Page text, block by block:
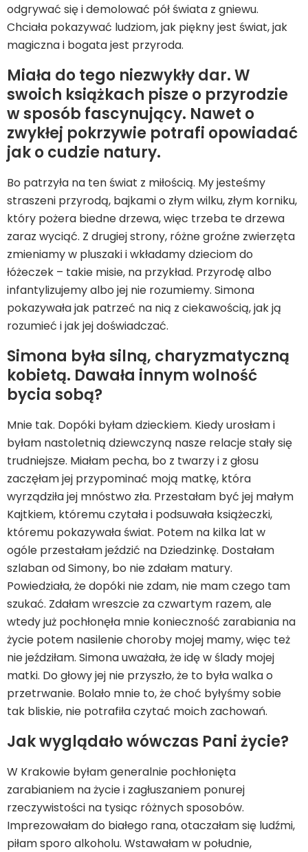
odgrywać się i demolować pół świata z gniewu.
Chciała pokazywać ludziom, jak piękny jest świat, jak
magiczna i bogata jest przyroda.
Miała do tego niezwykły dar. W
swoich książkach pisze o przyrodzie
w sposób fascynujący. Nawet o
zwykłej pokrzywie potrafi opowiadać
jak o cudzie natury.
Bo patrzyła na ten świat z miłością. My jesteśmy
straszeni przyrodą, bajkami o złym wilku, złym korniku,
który pożera biedne drzewa, więc trzeba te drzewa
zaraz wyciąć. Z drugiej strony, różne groźne zwierzęta
zmieniamy w pluszaki i wkładamy dzieciom do
łóżeczek – takie misie, na przykład. Przyrodę albo
infantylizujemy albo jej nie rozumiemy. Simona
pokazywała jak patrzeć na nią z ciekawością, jak ją
rozumieć i jak jej doświadczać.
Simona była silną, charyzmatyczną
kobietą. Dawała innym wolność
bycia sobą?
Mnie tak. Dopóki byłam dzieckiem. Kiedy urosłam i
byłam nastoletnią dziewczyną nasze relacje stały się
trudniejsze. Miałam pecha, bo z twarzy i z głosu
zaczęłam jej przypominać moją matkę, która
wyrządziła jej mnóstwo zła. Przestałam być jej małym
Kajtkiem, któremu czytała i podsuwała książeczki,
któremu pokazywała świat. Potem na kilka lat w
ogóle przestałam jeździć na Dziedzinkę. Dostałam
szlaban od Simony, bo nie zdałam matury.
Powiedziała, że dopóki nie zdam, nie mam czego tam
szukać. Zdałam wreszcie za czwartym razem, ale
wtedy już pochłonęła mnie konieczność zarabiania na
życie potem nasilenie choroby mojej mamy, więc też
nie jeździłam. Simona uważała, że idę w ślady mojej
matki. Do głowy jej nie przyszło, że to była walka o
przetrwanie. Bolało mnie to, że choć byłyśmy sobie
tak bliskie, nie potrafiła czytać moich zachowań.
Jak wyglądało wówczas Pani życie?
W Krakowie byłam generalnie pochłonięta
zarabianiem na życie i zagłuszaniem ponurej
rzeczywistości na tysiąc różnych sposobów.
Imprezowałam do białego rana, otaczałam się ludźmi,
piłam sporo alkoholu. Wstawałam w południe,